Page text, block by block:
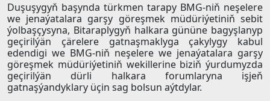
Duşuşygyň başynda türkmen tarapy BMG-niň neşelere
we jenaýatalara garşy göreşmek müdüriýetiniň sebit
ýolbaşçysyna, Bitaraplygyň halkara gününe bagyşlanyp
geçirilýän çärelere gatnaşmaklyga çakylygy kabul
edendigi we BMG-niň neşelere we jenaýatalara garşy
göreşmek müdüriýetiniň wekillerine biziň ýurdumyzda
geçirilýän dürli halkara forumlaryna işjeň
gatnaşýandyklary üçin sag bolsun aýtdylar.